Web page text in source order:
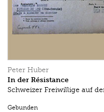
Peter Huber
In der Résistance
Schweizer Freiwillige auf
Gebunden